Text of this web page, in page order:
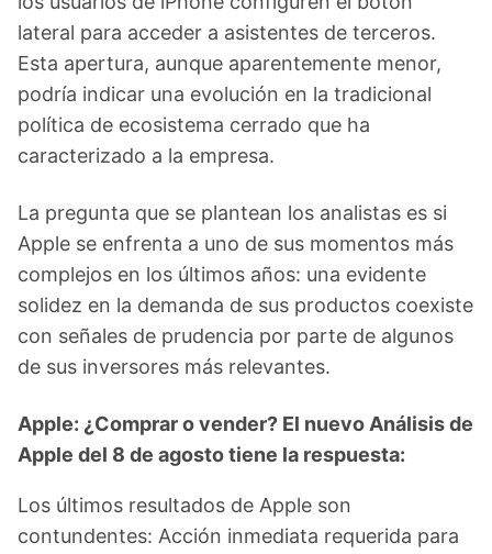
lateral para acceder a asistentes de terceros.
Esta apertura, aunque aparentemente menor,
podría indicar una evolución en la tradicional
política de ecosistema cerrado que ha
caracterizado a la empresa.
La pregunta que se plantean los analistas es si
Apple se enfrenta a uno de sus momentos más
complejos en los últimos años: una evidente
solidez en la demanda de sus productos coexiste
con señales de prudencia por parte de algunos
de sus inversores más relevantes.
Apple: ¿Comprar o vender? El nuevo Análisis de
Apple del 8 de agosto tiene la respuesta:
Los últimos resultados de Apple son
contundentes: Acción inmediata requerida para